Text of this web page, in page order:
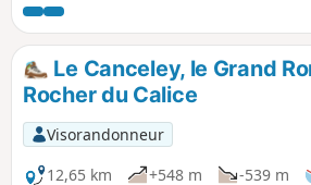
rochers en grès rose parmi lesquels :le
Rommelstein et le Canceley.Nota :
circulaire du Calice est fermée entre
juilletVoir Informations pratiques.
Le Canceley, le Grand
Rocher du Calice
Visorandonneur
12,65 km
+548 m -539 m